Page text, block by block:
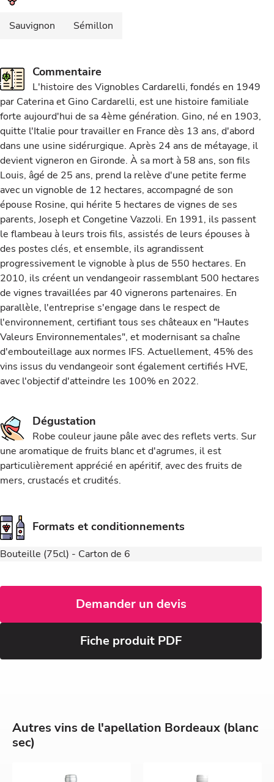
Sauvignon Sémillon
Commentaire
L'histoire des Vignobles Cardarelli, fondés en 1949
par Caterina et Gino Cardarelli, est une histoire familiale
forte aujourd'hui de sa 4ème génération. Gino, né en 1903,
quitte l'Italie pour travailler en France dès 13 ans, d'abord
dans une usine sidérurgique. Après 24 ans de métayage, il
devient vigneron en Gironde. À sa mort à 58 ans, son fils
Louis, âgé de 25 ans, prend la relève d'une petite ferme
avec un vignoble de 12 hectares, accompagné de son
épouse Rosine, qui hérite 5 hectares de vignes de ses
parents, Joseph et Congetine Vazzoli. En 1991, ils passent
le flambeau à leurs trois fils, assistés de leurs épouses à
des postes clés, et ensemble, ils agrandissent
progressivement le vignoble à plus de 550 hectares. En
2010, ils créent un vendangeoir rassemblant 500 hectares
de vignes travaillées par 40 vignerons partenaires. En
parallèle, l'entreprise s'engage dans le respect de
l'environnement, certifiant tous ses châteaux en "Hautes
Valeurs Environnementales", et modernisant sa chaîne
d'embouteillage aux normes IFS. Actuellement, 45% des
vins issus du vendangeoir sont également certifiés HVE,
avec l'objectif d'atteindre les 100% en 2022.
Dégustation
Robe couleur jaune pâle avec des reflets verts. Sur
une aromatique de fruits blanc et d'agrumes, il est
particulièrement apprécié en apéritif, avec des fruits de
mers, crustacés et crudités.
Formats et conditionnements
Bouteille (75cl) - Carton de 6
Demander un devis
Fiche produit PDF
Autres vins de l'apellation Bordeaux (blanc
sec)